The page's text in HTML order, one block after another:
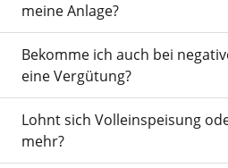
meine Anlage?
Bekomme ich auch bei
eine Vergütung?
Lohnt sich Volleinspeisung
mehr?